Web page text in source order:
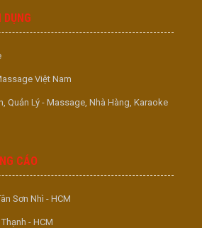
Việt Nam
Quản Lý - Massage, Nhà Hàng, Karaoke
CÁO
Sơn Nhì - HCM
- HCM